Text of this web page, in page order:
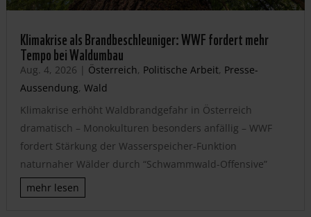
Klimakrise als Brandbeschleuniger: WWF fordert mehr
Tempo bei Waldumbau
Aug. 4, 2026 | Österreich, Politische Arbeit, Presse-
Aussendung, Wald
Klimakrise erhöht Waldbrandgefahr in Österreich
dramatisch – Monokulturen besonders anfällig – WWF
fordert Stärkung der Wasserspeicher-Funktion
naturnaher Wälder durch “Schwammwald-Offensive”
mehr lesen